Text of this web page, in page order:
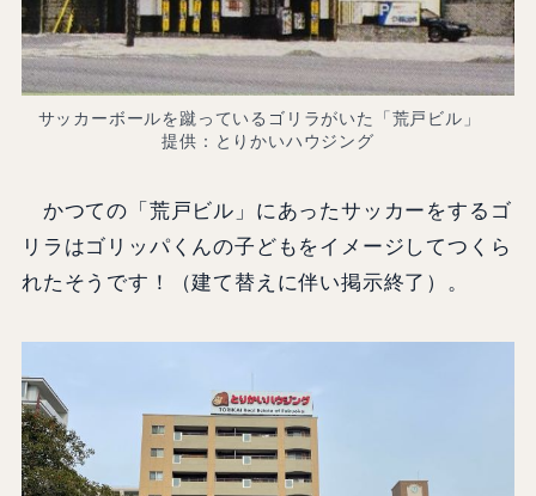
サッカーボールを蹴っているゴリラがいた「荒戸ビル」
提供：とりかいハウジング
かつての「荒戸ビル」にあったサッカーをするゴ
リラはゴリッパくんの子どもをイメージしてつくら
れたそうです！（建て替えに伴い掲示終了）。